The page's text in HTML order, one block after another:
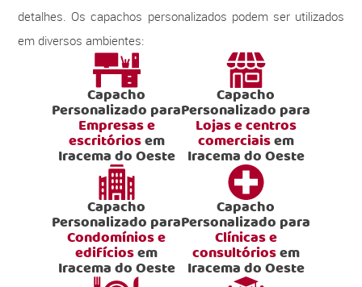
detalhes. Os capachos personalizados podem ser utilizados
em diversos ambientes:
Capacho
Personalizado para
Empresas e
escritóriosem
Iracema do Oeste
Capacho
Personalizado para
Lojas e centros
comerciaisem
Iracema do Oeste
Capacho
Personalizado para
Condomínios e
edifíciosem
Iracema do Oeste
Capacho
Personalizado para
Clínicas e
consultóriosem
Iracema do Oeste